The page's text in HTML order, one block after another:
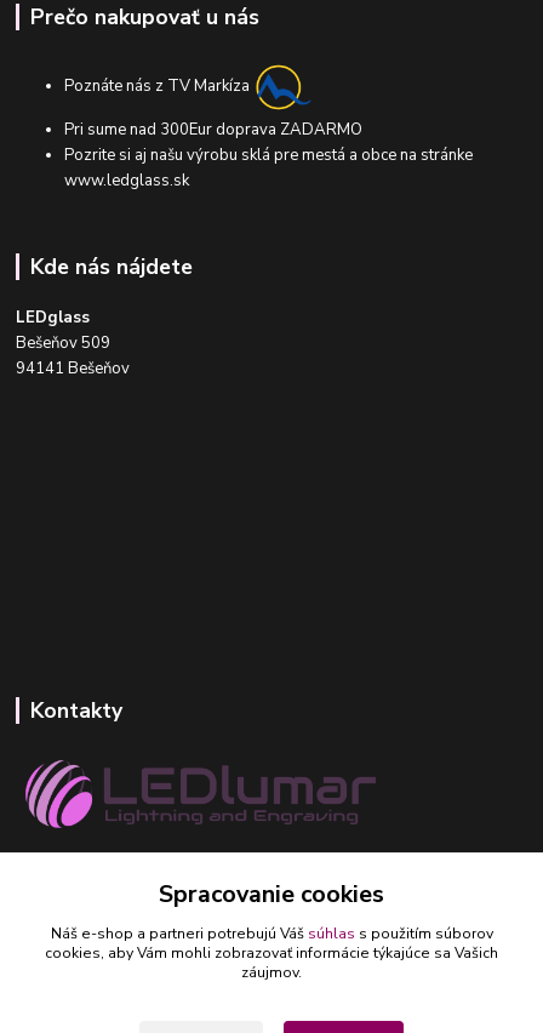
Prečo nakupovať u nás
Poznáte nás z TV Markíza
Pri sume nad 300Eur doprava ZADARMO
Pozrite si aj našu výrobu sklá pre mestá a obce na stránke
www.ledglass.sk
Kde nás nájdete
LEDglass
Bešeňov 509
94141 Bešeňov
Kontakty
ledlumar@ledlumar.sk
Spracovanie cookies
Náš e-shop a partneri potrebujú Váš súhlas s použitím súborov
cookies, aby Vám mohli zobrazovať informácie týkajúce sa Vašich
záujmov.